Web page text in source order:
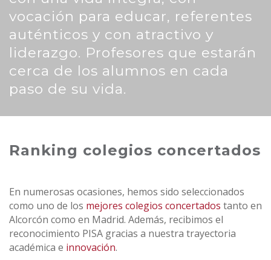
vocación para educar, referentes
auténticos y con atractivo y
liderazgo. Profesores que estarán
cerca de los alumnos en cada
paso de su vida.
Ranking colegios concertados
En numerosas ocasiones, hemos sido seleccionados
como uno de los mejores colegios concertados tanto en
Alcorcón como en Madrid. Además, recibimos el
reconocimiento PISA gracias a nuestra trayectoria
académica e innovación.